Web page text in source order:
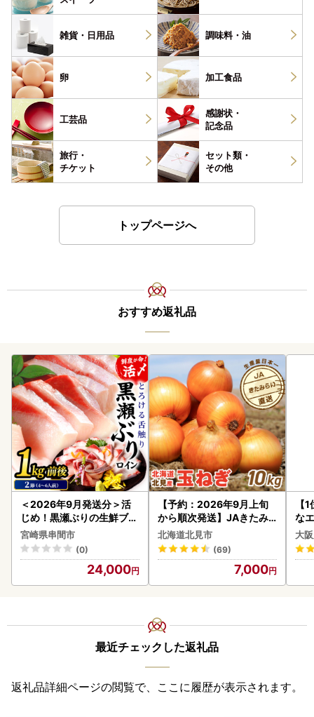
雑貨・ 日用品 調味料・ 油
卵 加工食品
工芸品
感謝状・
記念品
旅行・
チケット
セット類・
その他
トップページへ
おすすめ返礼品
＜2026年9月発送分＞活
じめ！黒瀬ぶりの生鮮ブリ
ロイン2節（1.0kg前後）_
K001-012-2609
宮崎県串間市
(0)
24,000
【予約：2026年9月上旬
から順次発送】JAきたみ
らい産 玉ねぎ Lサイズ 10k
g ( タマネギ たまねぎ 野菜
)【210-0003-2026】
北海道北見市
(69)
7,000
【
な
大
最近チェックした返礼品
返礼品詳細ページの閲覧で、ここに履歴が表示されます。